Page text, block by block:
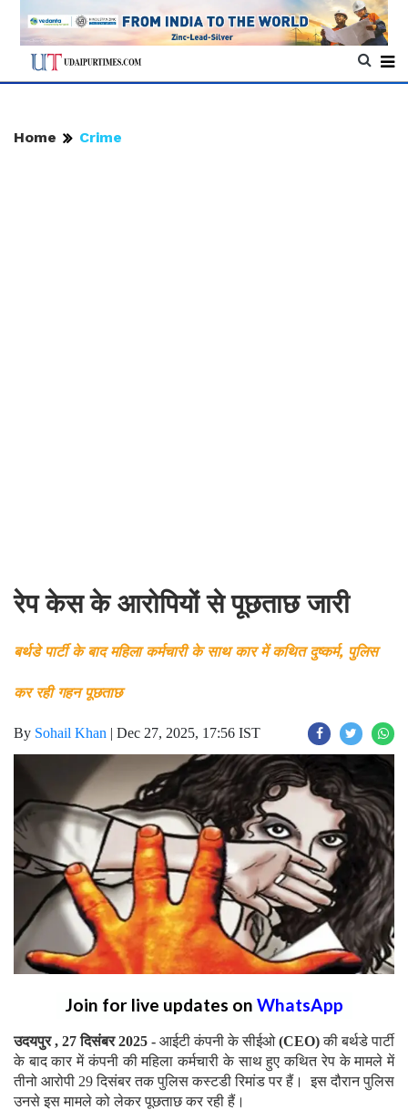
Home Crime
रेप केस के आरोपियों से पूछताछ जारी
बर्थडे पार्टी के बाद महिला कर्मचारी के साथ कार में कथित दुष्कर्म, पुलिस
कर रही गहन पूछताछ
By Sohail Khan | Dec 27, 2025, 17:56 IST
Join for live updates on WhatsApp
उदयपुर , 27 दिसंबर 2025 - आईटी कंपनी के सीईओ(CEO)की बर्थडे पार्टी
के बाद कार में कंपनी की महिला कर्मचारी के साथ हुए कथित रेप के मामले में
तीनो आरोपी 29 दिसंबर तक पुलिस कस्टडी रिमांड पर हैं। इस दौरान पुलिस
उनसे इस मामले को लेकर पूछताछ कर रही हैं।